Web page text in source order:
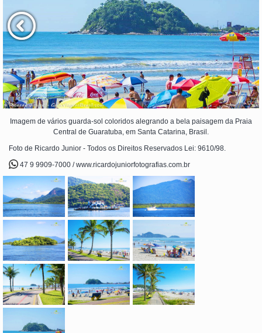
Imagem de vários guarda-sol coloridos alegrando a bela paisagem da Praia
Central de Guaratuba, em Santa Catarina, Brasil.
Foto de Ricardo Junior - Todos os Direitos Reservados Lei: 9610/98.
47 9 9909-7000 / www.ricardojuniorfotografias.com.br